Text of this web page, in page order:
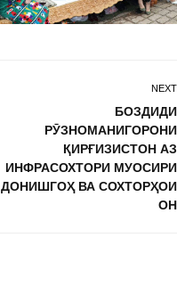
NEXT
БОЗДИДИ
РӮЗНОМАНИГОРОНИ
ҚИРҒИЗИСТОН АЗ
ИНФРАСОХТОРИ МУОСИРИ
ДОНИШГОҲ ВА СОХТОРҲОИ
ОН